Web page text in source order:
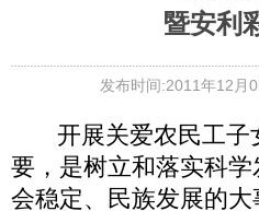
暨安利
发布时间:2011年12月
开展关爱农民工子
要，是树立和落实科
会稳定、民族发展的